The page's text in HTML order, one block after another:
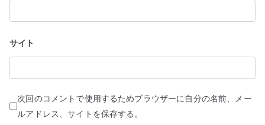
サイト
次回のコメントで使用するためブラウザーに自分の名前、メー
ルアドレス、サイトを保存する。